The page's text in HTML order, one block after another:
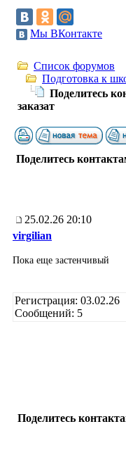
Мы ВКонтакте
Список форумов
Подготовка к
Поделитесь
заказат
Поделитесь
25.02.26 20:10
virgilian
Пока еще застенчивый
Регистрация: 03.02.26
Сообщений: 5
Поделитесь